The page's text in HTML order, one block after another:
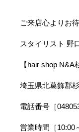
ご来店心よりお
スタイリスト 野
【hair shop N&A
埼玉県北葛飾郡
電話番号［
営業時間［10:00